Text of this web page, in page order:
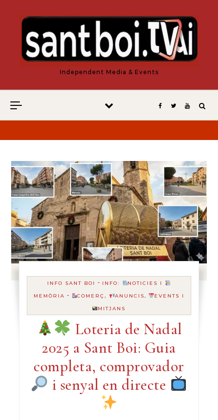
Independent Media & Events
INFO SANT BOI - INFO:
NOTICIES I
MEMÒRIA - COMERÇ, ANUNCIS,
EVENTS I
MITJANS
Loteria de Nadal
2025 a Sant Boi: Guia
completa, comprovador
i senyal en directe